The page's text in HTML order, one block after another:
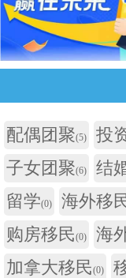
配偶团聚(5) 投
子女团聚(6) 结
留学(0) 海外移
购房移民(0) 海
加拿大移民(0)